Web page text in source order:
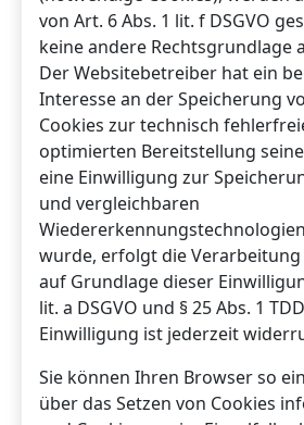
von Art. 6 Abs. 1 lit. f DSGVO
keine andere Rechtsgrundlage
Der Websitebetreiber hat ein
Interesse an der Speicherung
Cookies zur technisch
optimierten Bereitstellung
eine Einwilligung zur
und vergleichbaren
wurde, erfolgt die Verarbeitung
auf Grundlage dieser
lit. a DSGVO und § 25 Abs. 1
Einwilligung ist jederzeit
Sie können Ihren Browser so
über das Setzen von Cookies